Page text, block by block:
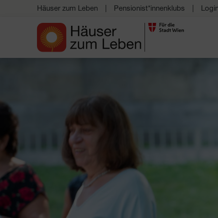
Häuser zum Leben Pensionist*innenklubs